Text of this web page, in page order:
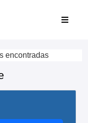
encontradas